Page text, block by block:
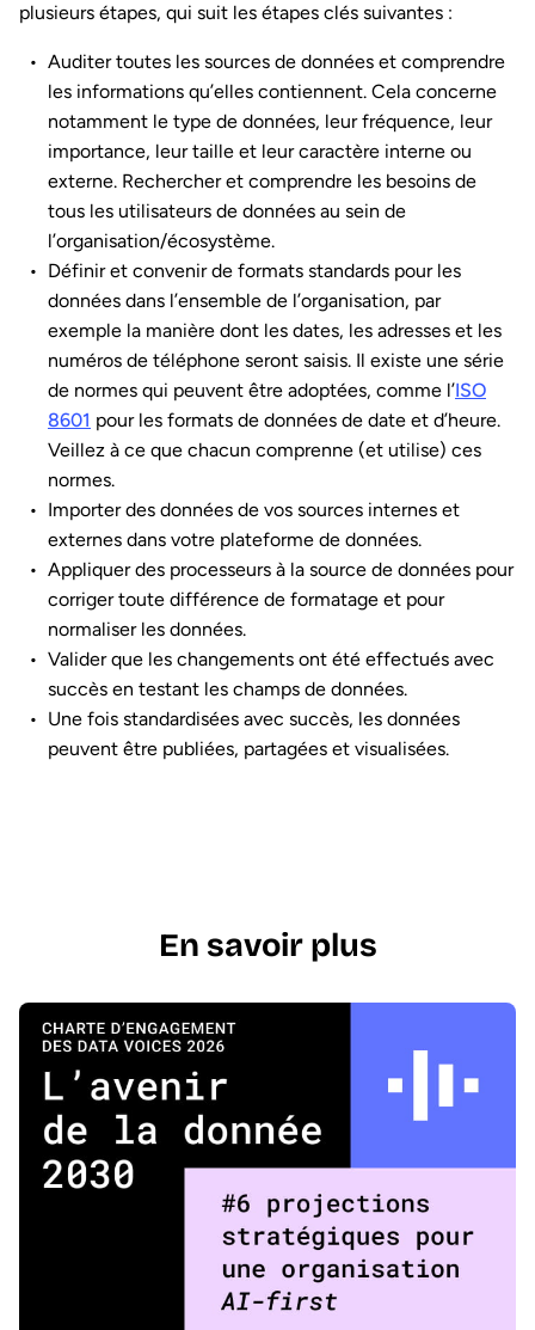
plusieurs étapes, qui suit les étapes clés suivantes :
Auditer toutes les sources de données et comprendre
les informations qu’elles contiennent. Cela concerne
notamment le type de données, leur fréquence, leur
importance, leur taille et leur caractère interne ou
externe. Rechercher et comprendre les besoins de
tous les utilisateurs de données au sein de
l’organisation/écosystème.
Définir et convenir de formats standards pour les
données dans l’ensemble de l’organisation, par
exemple la manière dont les dates, les adresses et les
numéros de téléphone seront saisis. Il existe une série
de normes qui peuvent être adoptées, comme l’ISO
8601 pour les formats de données de date et d’heure.
Veillez à ce que chacun comprenne (et utilise) ces
normes.
Importer des données de vos sources internes et
externes dans votre plateforme de données.
Appliquer des processeurs à la source de données pour
corriger toute différence de formatage et pour
normaliser les données.
Valider que les changements ont été effectués avec
succès en testant les champs de données.
Une fois standardisées avec succès, les données
peuvent être publiées, partagées et visualisées.
En savoir plus